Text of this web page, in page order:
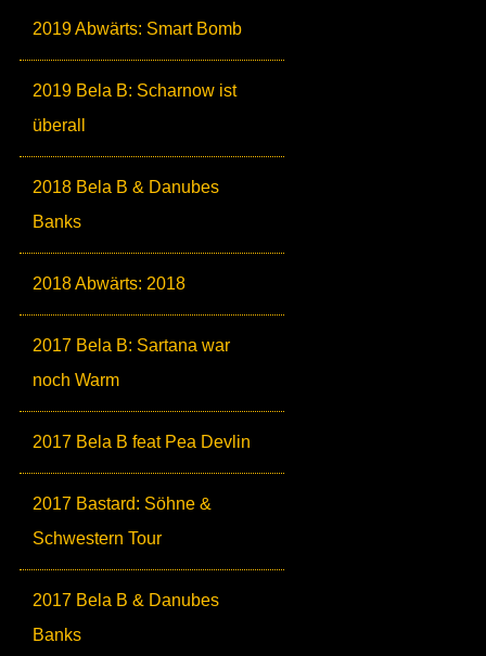
2019 Abwärts: Smart Bomb
2019 Bela B: Scharnow ist
überall
2018 Bela B & Danubes
Banks
2018 Abwärts: 2018
2017 Bela B: Sartana war
noch Warm
2017 Bela B feat Pea Devlin
2017 Bastard: Söhne &
Schwestern Tour
2017 Bela B & Danubes
Banks